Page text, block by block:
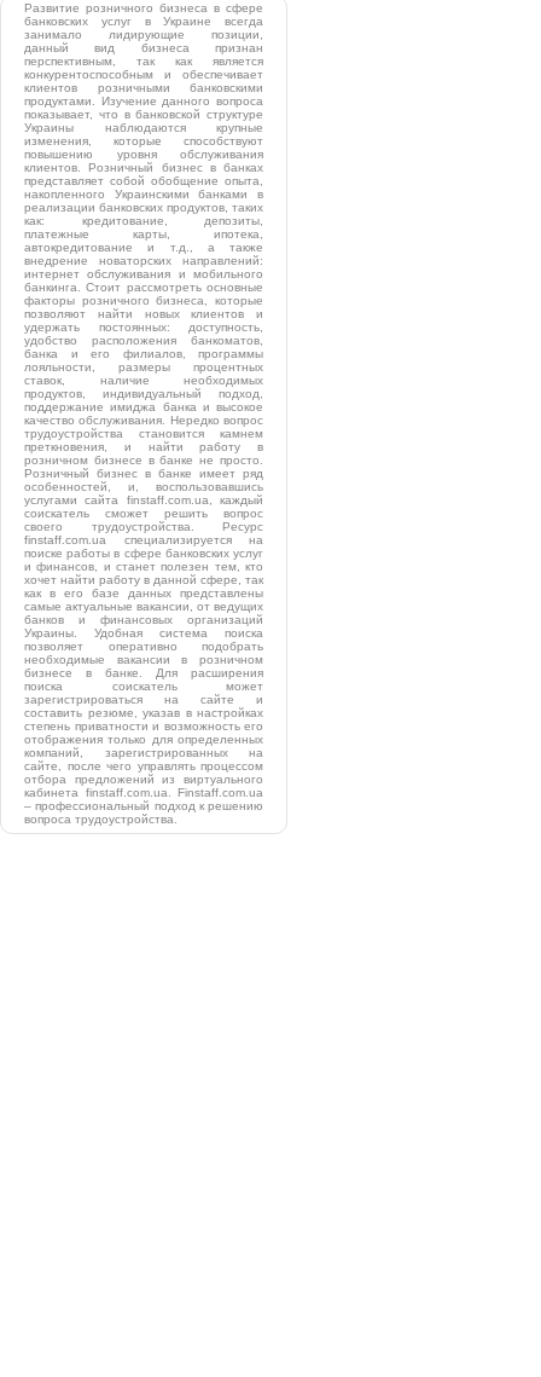
Развитие розничного бизнеса в сфере
банковских услуг в Украине всегда
занимало лидирующие позиции,
данный вид бизнеса признан
перспективным, так как является
конкурентоспособным и обеспечивает
клиентов розничными банковскими
продуктами. Изучение данного вопроса
показывает, что в банковской структуре
Украины наблюдаются крупные
изменения, которые способствуют
повышению уровня обслуживания
клиентов. Розничный бизнес в банках
представляет собой обобщение опыта,
накопленного Украинскими банками в
реализации банковских продуктов, таких
как: кредитование, депозиты,
платежные карты, ипотека,
автокредитование и т.д., а также
внедрение новаторских направлений:
интернет обслуживания и мобильного
банкинга. Стоит рассмотреть основные
факторы розничного бизнеса, которые
позволяют найти новых клиентов и
удержать постоянных: доступность,
удобство расположения банкоматов,
банка и его филиалов, программы
лояльности, размеры процентных
ставок, наличие необходимых
продуктов, индивидуальный подход,
поддержание имиджа банка и высокое
качество обслуживания. Нередко вопрос
трудоустройства становится камнем
преткновения, и найти работу в
розничном бизнесе в банке не просто.
Розничный бизнес в банке имеет ряд
особенностей, и, воспользовавшись
услугами сайта finstaff.com.ua, каждый
соискатель сможет решить вопрос
своего трудоустройства. Ресурс
finstaff.com.ua специализируется на
поиске работы в сфере банковских услуг
и финансов, и станет полезен тем, кто
хочет найти работу в данной сфере, так
как в его базе данных представлены
самые актуальные вакансии, от ведущих
банков и финансовых организаций
Украины. Удобная система поиска
позволяет оперативно подобрать
необходимые вакансии в розничном
бизнесе в банке. Для расширения
поиска соискатель может
зарегистрироваться на сайте и
составить резюме, указав в настройках
степень приватности и возможность его
отображения только для определенных
компаний, зарегистрированных на
сайте, после чего управлять процессом
отбора предложений из виртуального
кабинета finstaff.com.ua. Finstaff.com.ua
– профессиональный подход к решению
вопроса трудоустройства.